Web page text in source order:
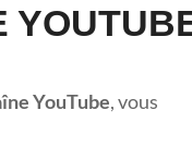
YouTube, vous